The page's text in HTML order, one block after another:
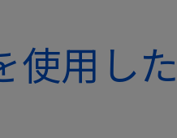
使用し